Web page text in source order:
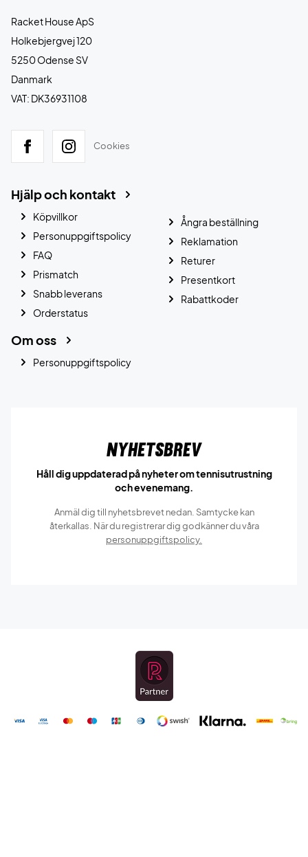
Racket House ApS
Holkebjergvej 120
5250 Odense SV
Danmark
VAT: DK36931108
Cookies
Hjälp och kontakt
Köpvillkor
Personuppgiftspolicy
FAQ
Prismatch
Snabb leverans
Orderstatus
Ångra beställning
Reklamation
Returer
Presentkort
Rabattkoder
Om oss
Personuppgiftspolicy
Nyhetsbrev
Håll dig uppdaterad på nyheter om tennisutrustning
och evenemang.
Anmäl dig till nyhetsbrevet nedan. Samtycke kan
återkallas. När du registrerar dig godkänner du våra
personuppgiftspolicy.